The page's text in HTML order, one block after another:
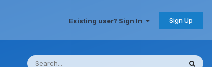
Existing user? Sign In Sign Up